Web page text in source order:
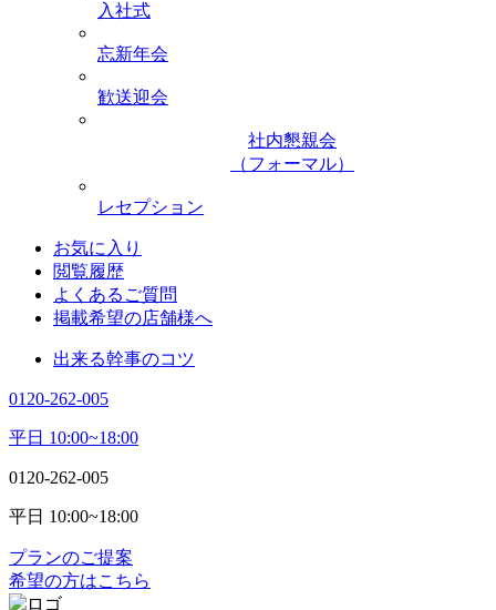
入社式
忘新年会
歓送迎会
社内懇親会
（フォーマル）
レセプション
お気に入り
閲覧履歴
よくあるご質問
掲載希望の店舗様へ
出来る幹事のコツ
0120-262-005
平日 10:00~18:00
0120-262-005
平日 10:00~18:00
プランのご提案
希望の方はこちら